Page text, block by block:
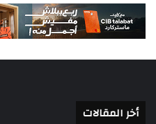
أخر المقالات